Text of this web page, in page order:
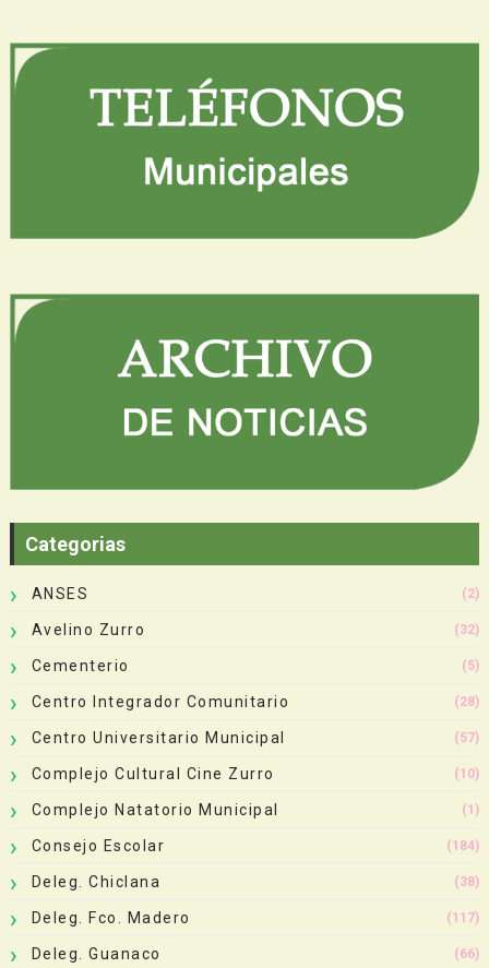
Categorias
ANSES (2)
Avelino Zurro (32)
Cementerio (5)
Centro Integrador Comunitario (28)
Centro Universitario Municipal (57)
Complejo Cultural Cine Zurro (10)
Complejo Natatorio Municipal (1)
Consejo Escolar (184)
Deleg. Chiclana (38)
Deleg. Fco. Madero (117)
Deleg. Guanaco (66)